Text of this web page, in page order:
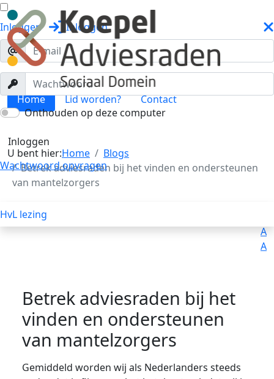
Inloggen Inloggen
Onthouden op deze computer
Inloggen
Wachtwoord opvragen
HvL lezing
Home Lid worden? Contact
U bent hier:Home
Blogs
Betrek adviesraden bij het vinden en ondersteunen
van mantelzorgers
A
A
Betrek adviesraden bij het
vinden en ondersteunen
van mantelzorgers
Gemiddeld worden wij als Nederlanders steeds